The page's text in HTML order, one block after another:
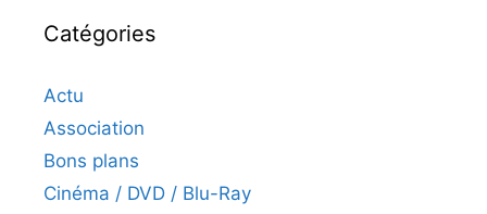
Catégories
Actu
Association
Bons plans
Cinéma / DVD / Blu-Ray